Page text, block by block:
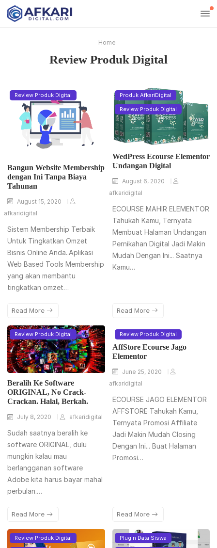
Home
Review Produk Digital
Review Produk Digital
Bangun Website Membership
dengan Ini Tanpa Biaya
Tahunan
August 15, 2020
afkaridigital
Sistem Membership Terbaik
Untuk Tingkatkan Omzet
Bisnis Online Anda..Aplikasi
Web Based Tools Membership
yang akan membantu
tingkatkan omzet…
Read More
Produk AfkariDigital
Review Produk Digital
WedPress Ecourse Elementor
Undangan Digital
August 6, 2020
afkaridigital
ECOURSE MAHIR ELEMENTOR
Tahukah Kamu, Ternyata
Membuat Halaman Undangan
Pernikahan Digital Jadi Makin
Mudah Dengan Ini... Saatnya
Kamu…
Read More
Review Produk Digital
Beralih Ke Software
ORIGINAL, No Crack-
Crackan. Halal, Berkah.
July 8, 2020 afkaridigital
Sudah saatnya beralih ke
software ORIGINAL, dulu
mungkin kalau mau
berlangganan software
Adobe kita harus bayar mahal
perbulan.…
Read More
Review Produk Digital
AffStore Ecourse Jago
Elementor
June 25, 2020
afkaridigital
ECOURSE JAGO ELEMENTOR
AFFSTORE Tahukah Kamu,
Ternyata Promosi Affiliate
Jadi Makin Mudah Closing
Dengan Ini... Buat Halaman
Promosi…
Read More
Review Produk Digital Plugin Data Siswa